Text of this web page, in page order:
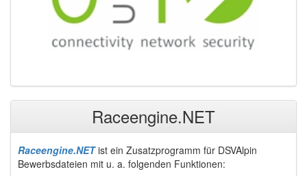
Raceengine.NET
Raceengine.NETist ein Zusatzprogramm für DSVAlpin
Bewerbsdateien mit u. a. folgenden Funktionen: